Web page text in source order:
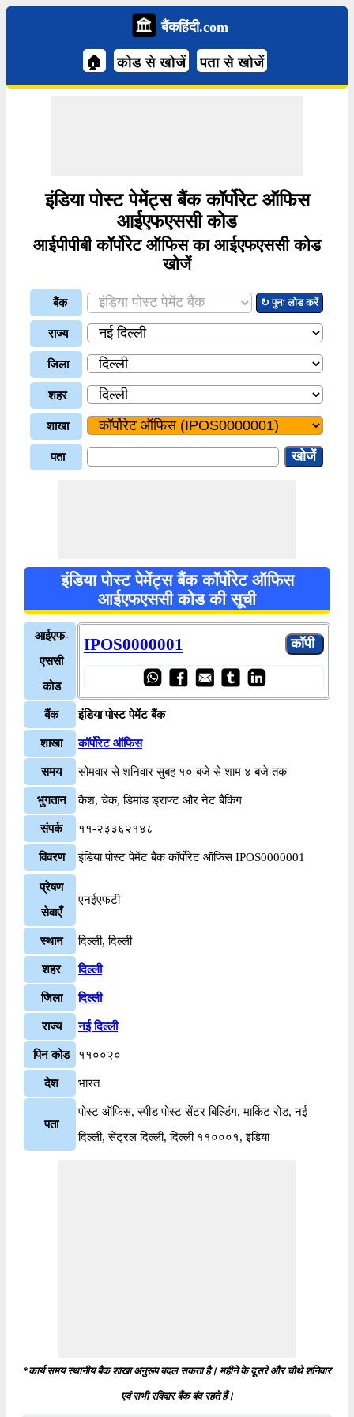
बैंकहिंदी.com
🏠 कोड से खोजें पता से खोजें
इंडिया पोस्ट पेमेंट्स बैंक कॉर्पोरेट ऑफिस
आईएफएससी कोड
आईपीपीबी कॉर्पोरेट ऑफिस का आईएफएससी कोड
खोजें
बैंक ↻ पुनः लोड करें
राज्य
जिला
शहर
शाखा
पता
इंडिया पोस्ट पेमेंट्स बैंक कॉर्पोरेट ऑफिस
आईएफएससी कोड की सूची
आईएफ-
एससी
कोड
IPOS0000001
बैंक इंडिया पोस्ट पेमेंट बैंक
शाखा कॉर्पोरेट ऑफिस
समय सोमवार से शनिवार सुबह १० बजे से शाम ४ बजे तक
भुगतान कैश, चेक, डिमांड ड्राफ्ट और नेट बैंकिंग
संपर्क ११-२३३६२१४८
विवरण इंडिया पोस्ट पेमेंट बैंक कॉर्पोरेट ऑफिस IPOS0000001
प्रेषण
सेवाएँ
एनईएफटी
स्थान दिल्ली, दिल्ली
शहर दिल्ली
जिला दिल्ली
राज्य नई दिल्ली
पिन कोड ११००२०
देश भारत
पता
पोस्ट ऑफिस, स्पीड पोस्ट सेंटर बिल्डिंग, मार्किट रोड, नई
दिल्ली, सेंट्रल दिल्ली, दिल्ली ११०००१, इंडिया
*कार्य समय स्थानीय बैंक शाखा अनुरूप बदल सकता है। महीने के दूसरे और चौथे शनिवार
एवं सभी रविवार बैंक बंद रहते हैं।